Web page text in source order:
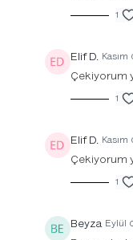
1
Elif D. Kasım
Çekiyorum
1
Elif D. Kasım
Çekiyorum
1
Beyza Eylül